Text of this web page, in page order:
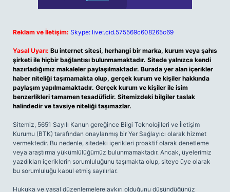
Reklam ve İletişim: Skype: live:.cid.575569c608265c69
Yasal Uyarı: Bu internet sitesi, herhangi bir marka, kurum veya şahıs
şirketi ile hiçbir bağlantısı bulunmamaktadır. Sitede yalnızca kendi
hazırladığımız makaleler paylaşılmaktadır. Burada yer alan içerikler
haber niteliği taşımamakta olup, gerçek kurum ve kişiler hakkında
paylaşım yapılmamaktadır. Gerçek kurum ve kişiler ile isim
benzerlikleri tamamen tesadüfidir. Sitemizdeki bilgiler taslak
halindedir ve tavsiye niteliği taşımazlar.
Sitemiz, 5651 Sayılı Kanun gereğince Bilgi Teknolojileri ve İletişim
Kurumu (BTK) tarafından onaylanmış bir Yer Sağlayıcı olarak hizmet
vermektedir. Bu nedenle, sitedeki içerikleri proaktif olarak denetleme
veya araştırma yükümlülüğümüz bulunmamaktadır. Ancak, üyelerimiz
yazdıkları içeriklerin sorumluluğunu taşımakta olup, siteye üye olarak
bu sorumluluğu kabul etmiş sayılırlar.
Hukuka ve yasal düzenlemelere aykırı olduğunu düşündüğünüz